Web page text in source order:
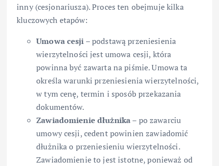
inny (cesjonariusza). Proces ten obejmuje kilka
kluczowych etapów:
Umowa cesji – podstawą przeniesienia
wierzytelności jest umowa cesji, która
powinna być zawarta na piśmie. Umowa ta
określa warunki przeniesienia wierzytelności,
w tym cenę, termin i sposób przekazania
dokumentów.
Zawiadomienie dłużnika– po zawarciu
umowy cesji, cedent powinien zawiadomić
dłużnika o przeniesieniu wierzytelności.
Zawiadomienie to jest istotne, ponieważ od